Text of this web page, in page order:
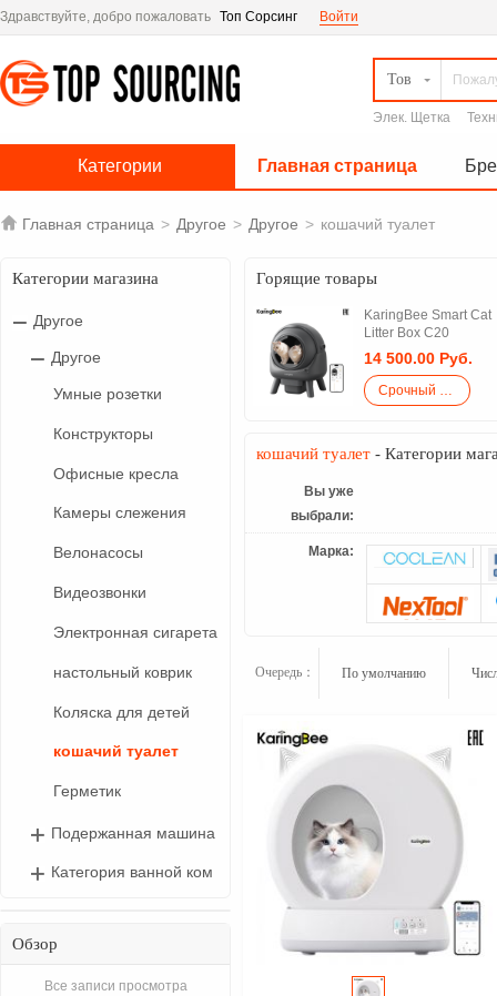
Здравствуйте, добро пожаловать Топ Сорсинг Войти
Тов
Элек. Щетка
Категории Главная страница
 Главная страница > Другое > Другое > кошачий туалет
Категории магазина
Другое
Другое
Умные розетки
Конструкторы
Офисные кресла
Камеры слежения
Велонасосы
Видеозвонки
Электронная сигарета
настольный коврик
Коляска для детей
кошачий туалет
Герметик
Подержанная машина
Категория ванной ком
Обзор
Все записи просмотра
Горящие товары
KaringBee Smart Cat
Litter Box C20
14 500.00 Руб.
Срочный закупка
кошачий туалет - Категории
Вы уже
выбрали:
Марка:
Очередь： По умолчанию